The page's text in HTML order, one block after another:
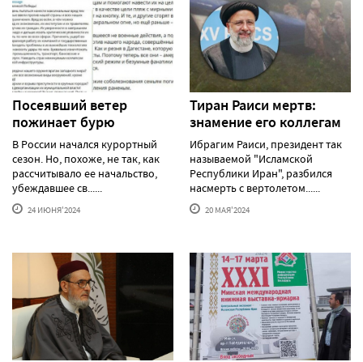
Посеявший ветер
пожинает бурю
В России начался курортный
сезон. Но, похоже, не так, как
рассчитывало ее начальство,
убеждавшее св......
24 ИЮНЯ'2024
Тиран Раиси мертв:
знамение его коллегам
Ибрагим Раиси, президент так
называемой "Исламской
Республики Иран", разбился
насмерть с вертолетом......
20 МАЯ'2024